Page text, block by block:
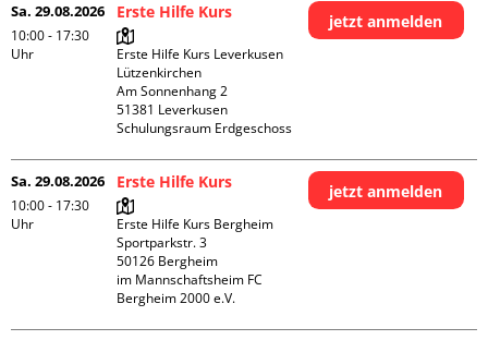
Sa. 29.08.2026
10:00 - 17:30
Uhr
Erste Hilfe Kurs
Erste Hilfe Kurs Leverkusen
Lützenkirchen
Am Sonnenhang 2
51381 Leverkusen
Schulungsraum Erdgeschoss
jetzt anmelden
Sa. 29.08.2026
10:00 - 17:30
Uhr
Erste Hilfe Kurs
Erste Hilfe Kurs Bergheim
Sportparkstr. 3
50126 Bergheim
im Mannschaftsheim FC
Bergheim 2000 e.V.
jetzt anmelden